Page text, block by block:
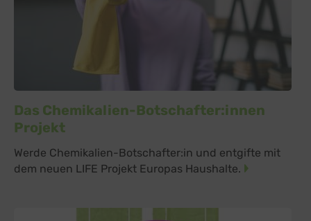
Das Chemikalien-Botschafter:innen
Projekt
Werde Chemikalien-Botschafter:in und entgifte mit
dem neuen LIFE Projekt Europas Haushalte.